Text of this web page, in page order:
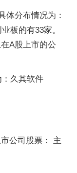
体分布情况为：
板的有33家。
A股上市的公
久其软件
公司股票： 主